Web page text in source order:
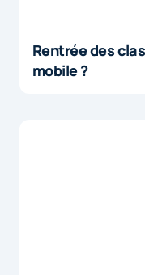
Rentrée des
mobile ?